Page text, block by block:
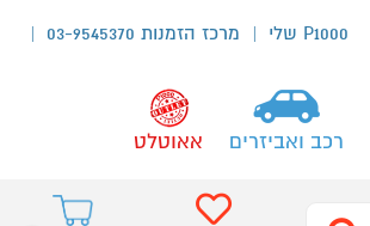
P1000 שלי מרכז הזמנות 03-9545370
רכב ואביזרים אאוטלט